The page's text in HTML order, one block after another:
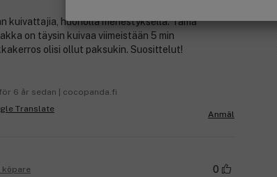
kuivattajia, huonolla menestyksellä. Tämä
on täysin kuivaa viimeistään 5 min
olisi ollut paksukin. Suosittelut!
6 år sedan | cocopanda.fi
Anmäl
0